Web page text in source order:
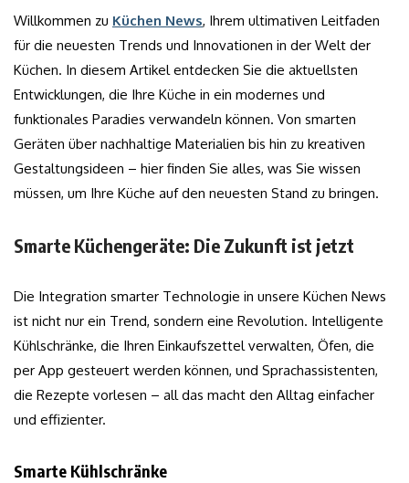
Willkommen zu Küchen News, Ihrem ultimativen Leitfaden
für die neuesten Trends und Innovationen in der Welt der
Küchen. In diesem Artikel entdecken Sie die aktuellsten
Entwicklungen, die Ihre Küche in ein modernes und
funktionales Paradies verwandeln können. Von smarten
Geräten über nachhaltige Materialien bis hin zu kreativen
Gestaltungsideen – hier finden Sie alles, was Sie wissen
müssen, um Ihre Küche auf den neuesten Stand zu bringen.
Smarte Küchengeräte: Die Zukunft ist jetzt
Die Integration smarter Technologie in unsere Küchen News
ist nicht nur ein Trend, sondern eine Revolution. Intelligente
Kühlschränke, die Ihren Einkaufszettel verwalten, Öfen, die
per App gesteuert werden können, und Sprachassistenten,
die Rezepte vorlesen – all das macht den Alltag einfacher
und effizienter.
Smarte Kühlschränke